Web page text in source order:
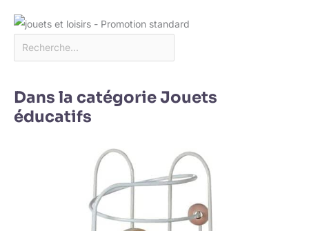
Dans la catégorie Jouets
éducatifs